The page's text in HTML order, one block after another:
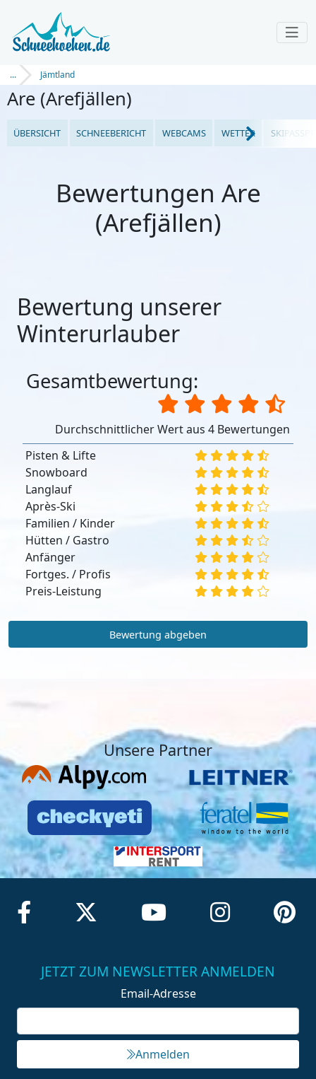
... Jämtland
Are (Arefjällen)
ÜBERSICHT SCHNEEBERICHT WEBCAMS WETTER
Bewertungen Are
(Arefjällen)
Bewertung unserer
Winterurlauber
Gesamtbewertung:
Durchschnittlicher Wert aus 4 Bewertungen
Pisten & Lifte
Snowboard
Langlauf
Après-Ski
Familien / Kinder
Hütten / Gastro
Anfänger
Fortges. / Profis
Preis-Leistung
Bewertung abgeben
Unsere Partner
JETZT ZUM NEWSLETTER ANMELDEN
Email-Adresse
Anmelden